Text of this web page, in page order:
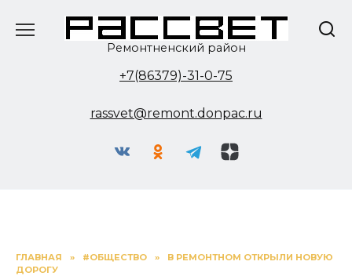
Ремонтненский район
+7(86379)-31-0-75
rassvet@remont.donpac.ru
ГЛАВНАЯ » #ОБЩЕСТВО »
В РЕМОНТНОМ ОТКРЫЛИ НОВУЮ
ДОРОГУ